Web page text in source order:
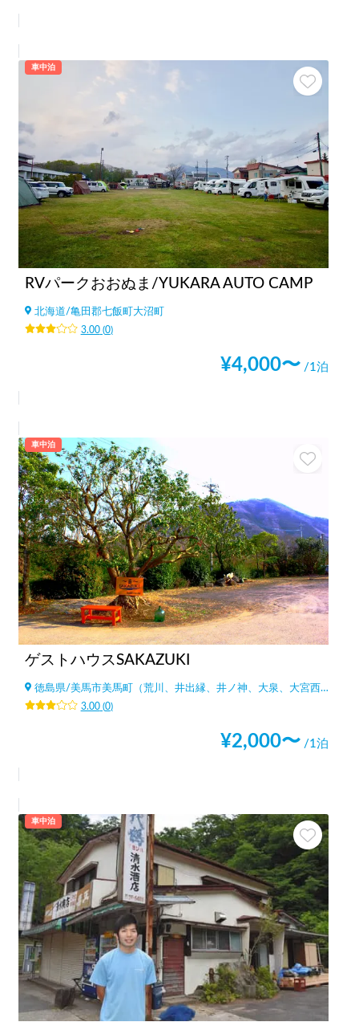
車中泊
RVパークおおぬま/YUKARA AUTO CAMP
北海道/亀田郡七飯町大沼町
3.00(0)
¥4,000〜 /1泊
車中泊
ゲストハウスSAKAZUKI
徳島県/美馬市美馬町（荒川、井出縁、井ノ神、大泉、大宮西、上突出、岸ノ下、北東原、
3.00(0)
¥2,000〜 /1泊
車中泊